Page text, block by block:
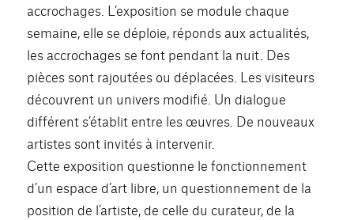
accrochages. L’exposition se module chaque
semaine, elle se déploie, réponds aux actualités,
les accrochages se font pendant la nuit. Des
pièces sont rajoutées ou déplacées. Les visiteurs
découvrent un univers modifié. Un dialogue
différent s’établit entre les œuvres. De nouveaux
artistes sont invités à intervenir.
Cette exposition questionne le fonctionnement
d’un espace d’art libre, un questionnement de la
position de l’artiste, de celle du curateur, de la